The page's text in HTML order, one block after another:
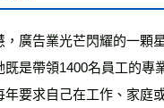
，廣告業光芒閃耀的一顆
既是帶領1400名員工的專
年要求自己在工作、家庭